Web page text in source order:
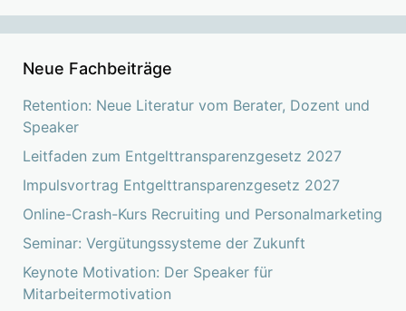
Neue Fachbeiträge
Retention: Neue Literatur vom Berater, Dozent und
Speaker
Leitfaden zum Entgelttransparenzgesetz 2027
Impulsvortrag Entgelttransparenzgesetz 2027
Online-Crash-Kurs Recruiting und Personalmarketing
Seminar: Vergütungssysteme der Zukunft
Keynote Motivation: Der Speaker für
Mitarbeitermotivation